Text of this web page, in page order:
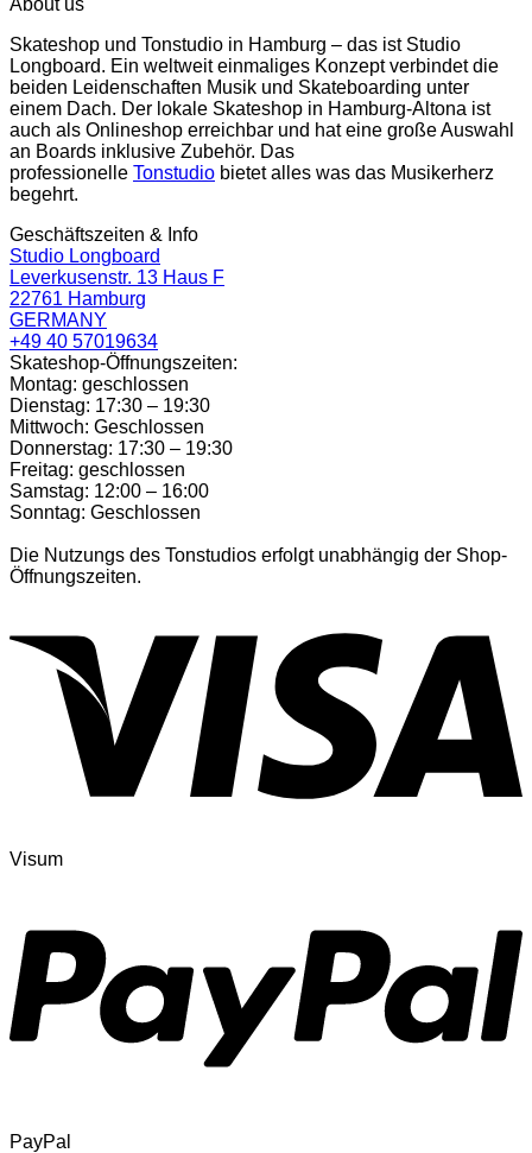
About us
Skateshop und Tonstudio in Hamburg – das ist Studio
Longboard. Ein weltweit einmaliges Konzept verbindet die
beiden Leidenschaften Musik und Skateboarding unter
einem Dach. Der lokale Skateshop in Hamburg-Altona ist
auch als Onlineshop erreichbar und hat eine große Auswahl
an Boards inklusive Zubehör. Das
professionelle Tonstudio bietet alles was das Musikerherz
begehrt.
Geschäftszeiten & Info
Studio Longboard
Leverkusenstr. 13 Haus F
22761 Hamburg
GERMANY
+49 40 57019634
Skateshop-Öffnungszeiten:
Montag: geschlossen
Dienstag: 17:30 – 19:30
Mittwoch: Geschlossen
Donnerstag: 17:30 – 19:30
Freitag: geschlossen
Samstag: 12:00 – 16:00
Sonntag: Geschlossen
Die Nutzungs des Tonstudios erfolgt unabhängig der Shop-
Öffnungszeiten.
Visum
PayPal